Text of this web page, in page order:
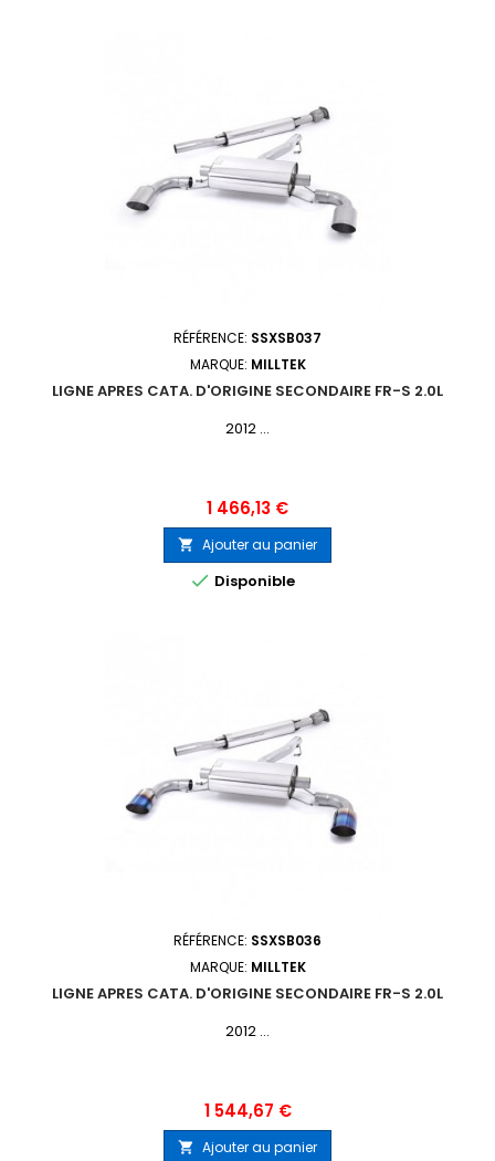
RÉFÉRENCE: SSXSB037
MARQUE: MILLTEK
LIGNE APRES CATA. D'ORIGINE SECONDAIRE FR-S 2.0L
2012 ...
Prix
1 466,13 €
 Ajouter au panier
 Disponible
RÉFÉRENCE: SSXSB036
MARQUE: MILLTEK
LIGNE APRES CATA. D'ORIGINE SECONDAIRE FR-S 2.0L
2012 ...
Prix
1 544,67 €
 Ajouter au panier